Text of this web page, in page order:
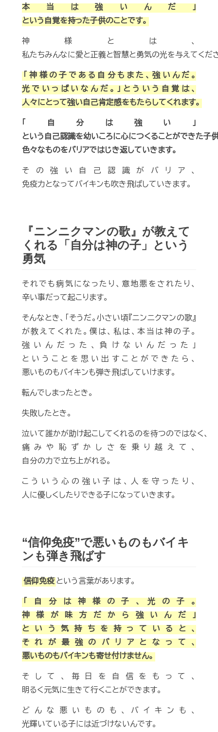
本当は強いんだ」
という自覚を持った子供のことです。
神様とは、
私たちみんなに愛と正義と智慧と勇気の光を与えてくだ
「神様の子である自分もまた、強いんだ。
光でいっぱいなんだ。」とういう自覚は、
人々にとって強い自己肯定感をもたらしてくれます。
「自分は強い」
という自己認識を幼いころに心につくることができた子
色々なものをバリアではじき返していきます。
その強い自己認識がバリア、
免疫力となってバイキンも吹き飛ばしていきます。
『ニンニクマンの歌』が教えて
くれる「自分は神の子」という
勇気
それでも病気になったり、意地悪をされたり、
辛い事だって起こります。
そんなとき、「そうだ。小さい頃『ニンニクマンの歌』
が教えてくれた。僕は、私は、本当は神の子。
強いんだった、負けないんだった」
ということを思い出すことができたら、
悪いものもバイキンも弾き飛ばしていけます。
転んでしまったとき。
失敗したとき。
泣いて誰かが助け起こしてくれるのを待つのではなく、
痛みや恥ずかしさを乗り越えて、
自分の力で立ち上がれる。
こういう心の強い子は、人を守ったり、
人に優しくしたりできる子になっていきます。
“信仰免疫”で悪いものもバイキ
ンも弾き飛ばす
信仰免疫 という言葉があります。
「自分は神様の子、光の子。
神様が味方だから強いんだ」
という気持ちを持っていると、
それが最強のバリアとなって、
悪いものもバイキンも寄せ付けません。
そして、毎日を自信をもって、
明るく元気に生きて行くことができます。
どんな悪いものも、バイキンも、
光輝いている子には近づけないんです。